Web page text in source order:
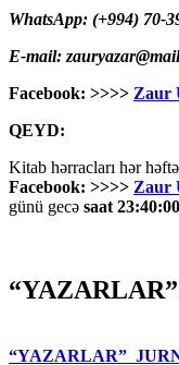
WhatsApp: (+994) 70-
E-mail:
Facebook: >>>> Zaur
QEYD:
Kitab hərracları hər
Facebook: >>>> Zaur
günü gecə saat 23:40:00
“YAZARLAR”